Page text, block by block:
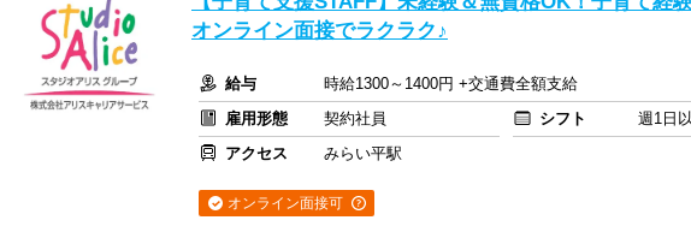
オンライン面接でラクラク♪
給与
時給1300～1400円 +交通費全額支給
雇用形態
契約社員 シフト
週1日
アクセス
みらい平駅
オンライン面接可